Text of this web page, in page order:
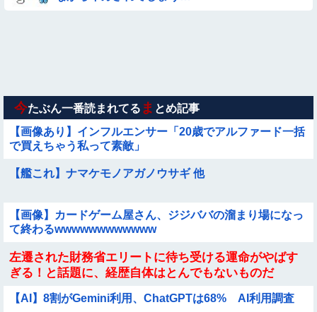
今たぶん一番読まれてる ま とめ記事
【画像あり】インフルエンサー「20歳でアルファード一括
で買えちゃう私って素敵」
【艦これ】ナマケモノアガノウサギ 他
【画像】カードゲーム屋さん、ジジババの溜まり場になっ
て終わるwwwwwwwwwwww
左遷された財務省エリートに待ち受ける運命がやばす
ぎる！と話題に、経歴自体はとんでもないものだ
【AI】8割がGemini利用、ChatGPTは68% AI利用調査